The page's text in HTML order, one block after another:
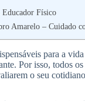
Físico
Amarelo – Cuidado
para a
Por isso, todos
o seu